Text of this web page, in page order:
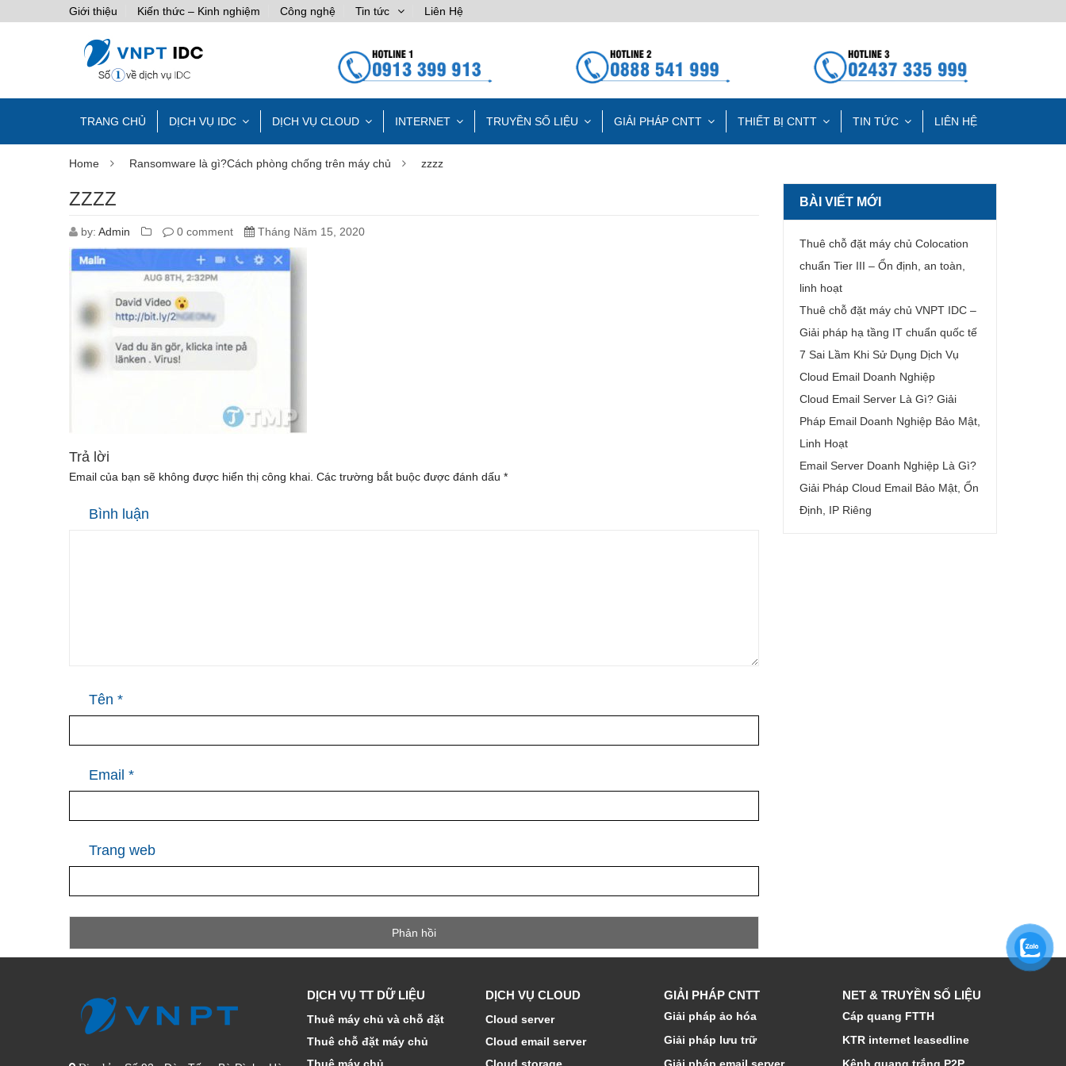
Giới thiệu Kiến thức – Kinh nghiệm Công nghệ Tin tức Liên Hệ
TRANG CHỦ DỊCH VỤ IDC DỊCH VỤ CLOUD INTERNET TRUYỀN SỐ LIỆU GIẢI PHÁP CNTT THIẾT BỊ CNTT TIN TỨC LIÊN HỆ
Home Ransomware là gì?Cách phòng chống trên máy chủ zzzz
ZZZZ
by: Admin 0 comment Tháng Năm 15, 2020
Trả lời
Email của bạn sẽ không được hiển thị công khai. Các trường bắt buộc được đánh dấu *
Bình luận
Tên *
Email *
Trang web
BÀI VIẾT MỚI
Thuê chỗ đặt máy chủ Colocation
chuẩn Tier III – Ổn định, an toàn,
linh hoạt
Thuê chỗ đặt máy chủ VNPT IDC –
Giải pháp hạ tầng IT chuẩn quốc tế
7 Sai Lầm Khi Sử Dụng Dịch Vụ
Cloud Email Doanh Nghiệp
Cloud Email Server Là Gì? Giải
Pháp Email Doanh Nghiệp Bảo Mật,
Linh Hoạt
Email Server Doanh Nghiệp Là Gì?
Giải Pháp Cloud Email Bảo Mật, Ổn
Định, IP Riêng
DỊCH VỤ TT DỮ LIỆU
Thuê máy chủ và chỗ đặt
Thuê chỗ đặt máy chủ
DỊCH VỤ CLOUD
Cloud server
Cloud email server
GIẢI PHÁP CNTT
Giải pháp ảo hóa
Giải pháp lưu trữ
NET & TRUYỀN SỐ LIỆU
Cáp quang FTTH
KTR internet leasedline